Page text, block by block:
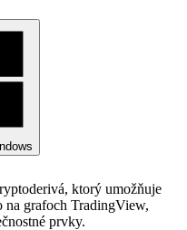
ktorý umožňuje
grafoch TradingView,
prvky.